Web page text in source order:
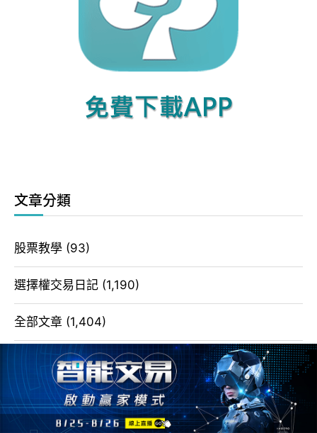
文章分類
股票教學 (93)
選擇權交易日記 (1,190)
全部文章 (1,404)
選擇權教學(21)
選擇權策略(2)